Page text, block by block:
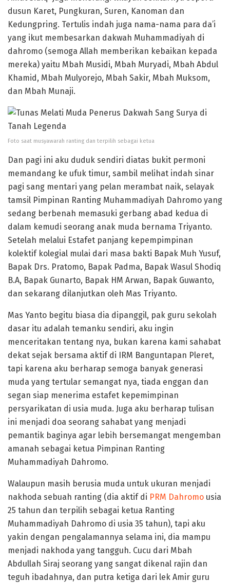
dusun Karet, Pungkuran, Suren, Kanoman dan
Kedungpring. Tertulis indah juga nama-nama para da’i
yang ikut membesarkan dakwah Muhammadiyah di
dahromo (semoga Allah memberikan kebaikan kepada
mereka) yaitu Mbah Musidi, Mbah Muryadi, Mbah Abdul
Khamid, Mbah Mulyorejo, Mbah Sakir, Mbah Muksom,
dan Mbah Munaji.
Foto saat musyawarah ranting dan terpilih sebagai ketua
Dan pagi ini aku duduk sendiri diatas bukit permoni
memandang ke ufuk timur, sambil melihat indah sinar
pagi sang mentari yang pelan merambat naik, selayak
tamsil Pimpinan Ranting Muhammadiyah Dahromo yang
sedang berbenah memasuki gerbang abad kedua di
dalam kemudi seorang anak muda bernama Triyanto.
Setelah melalui Estafet panjang kepempimpinan
kolektif kolegial mulai dari masa bakti Bapak Muh Yusuf,
Bapak Drs. Pratomo, Bapak Padma, Bapak Wasul Shodiq
B.A, Bapak Gunarto, Bapak HM Arwan, Bapak Guwanto,
dan sekarang dilanjutkan oleh Mas Triyanto.
Mas Yanto begitu biasa dia dipanggil, pak guru sekolah
dasar itu adalah temanku sendiri, aku ingin
menceritakan tentang nya, bukan karena kami sahabat
dekat sejak bersama aktif di IRM Banguntapan Pleret,
tapi karena aku berharap semoga banyak generasi
muda yang tertular semangat nya, tiada enggan dan
segan siap menerima estafet kepemimpinan
persyarikatan di usia muda. Juga aku berharap tulisan
ini menjadi doa seorang sahabat yang menjadi
pemantik baginya agar lebih bersemangat mengemban
amanah sebagai ketua Pimpinan Ranting
Muhammadiyah Dahromo.
Walaupun masih berusia muda untuk ukuran menjadi
nakhoda sebuah ranting (dia aktif di PRM Dahromo usia
25 tahun dan terpilih sebagai ketua Ranting
Muhammadiyah Dahromo di usia 35 tahun), tapi aku
yakin dengan pengalamannya selama ini, dia mampu
menjadi nakhoda yang tangguh. Cucu dari Mbah
Abdullah Siraj seorang yang sangat dikenal rajin dan
teguh ibadahnya, dan putra ketiga dari lek Amir guru